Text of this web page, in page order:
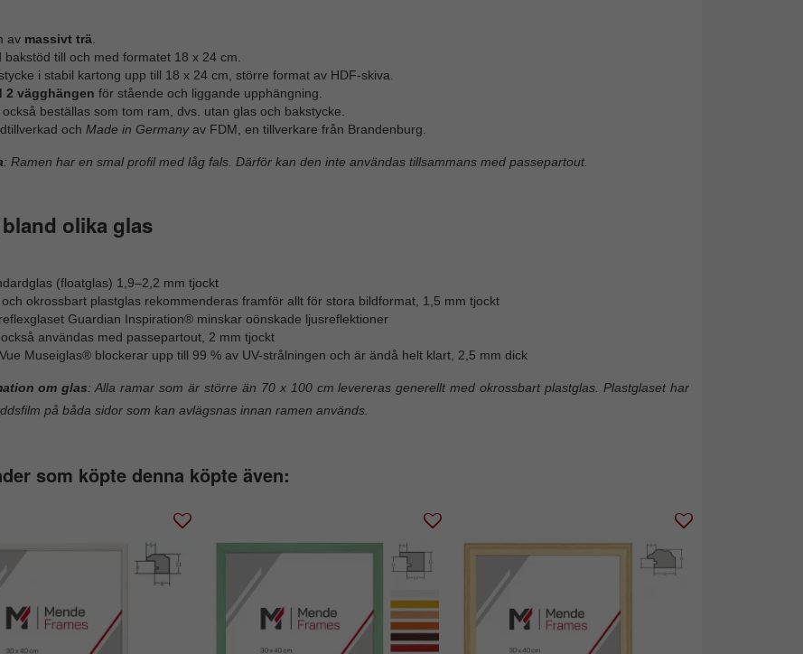
av massivt trä
bakstöd till och med formatet 18 x 24 cm.
i stabil kartong upp till 18 x 24 cm, större format av HDF-skiva.
2 vägghängen för stående och liggande upphängning.
också beställas som tom ram, dvs. utan glas och bakstycke.
och Made in Germanyav FDM, en tillverkare från Brandenburg.
: Ramen har en smal profil med låg fals. Därför kan den inte användas tillsammans med passepartout.
olika glas
(floatglas) 1,9–2,2 mm tjockt
okrossbart plastglas rekommenderas framför allt för stora bildformat, 1,5 mm tjockt
Guardian Inspiration® minskar oönskade ljusreflektioner
användas med passepartout, 2 mm tjockt
Museiglas® blockerar upp till 99 % av UV-strålningen och är ändå helt klart, 2,5 mm dick
om glas: Alla ramar som är större än 70 x 100 cm levereras generellt med okrossbart plastglas. Plastglaset har
på båda sidor som kan avlägsnas innan ramen används.
som köpte denna köpte även: